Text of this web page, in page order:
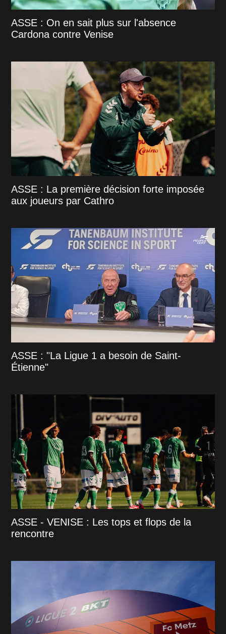
ASSE : On en sait plus sur l'absence
Cardona contre Venise
ASSE : La première décision forte imposée
aux joueurs par Cathro
ASSE : "La Ligue 1 a besoin de Saint-
Étienne"
ASSE - VENISE : Les tops et flops de la
rencontre